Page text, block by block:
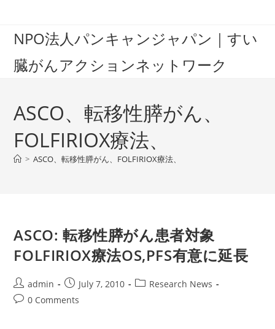
contentNPO法人パンキャンジャパン｜すい
臓がんアクションネットワーク
ASCO、転移性膵がん、
FOLFIRIOX療法、
> ASCO、転移性膵がん、FOLFIRIOX療法、
ASCO: 転移性膵がん患者対象
FOLFIRIOX療法OS,PFS有意に延長
Post
author:
admin
Post
published:
July 7, 2010
PostResearch News
Post0 Comments